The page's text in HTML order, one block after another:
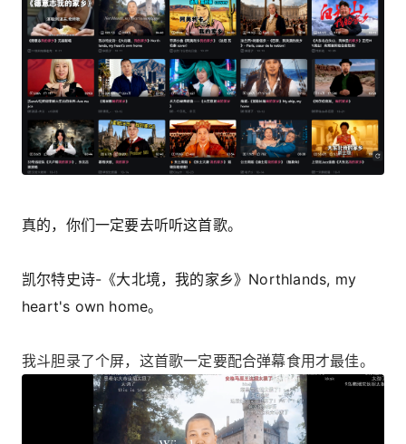
真的，你们一定要去听听这首歌。
凯尔特史诗-《大北境，我的家乡》Northlands, my
heart's own home。
我斗胆录了个屏，这首歌一定要配合弹幕食用才最佳。